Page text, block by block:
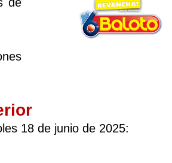
18 de junio de 2025: